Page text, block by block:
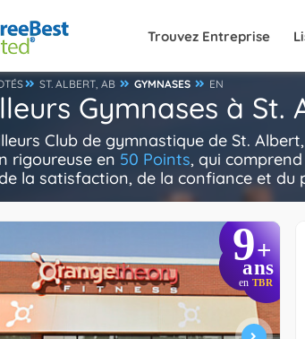
Trouvez Entreprise
ST. ALBERT, AB GYMNASES EN
Gymnases à St.
Club de gymnastique de St.
rigoureuse en 50 Points, qui
la satisfaction, de la confiance et du
9+
ans
en TBR